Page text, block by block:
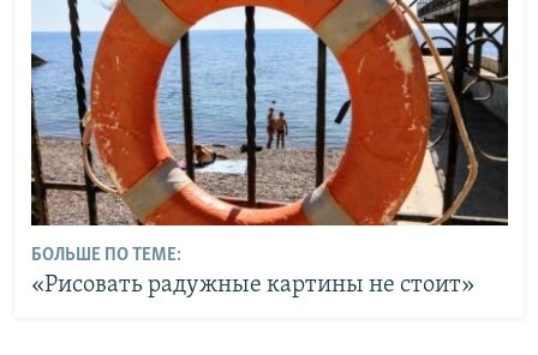
БОЛЬШЕ ПО ТЕМЕ:
«Рисовать радужные картины не стоит»